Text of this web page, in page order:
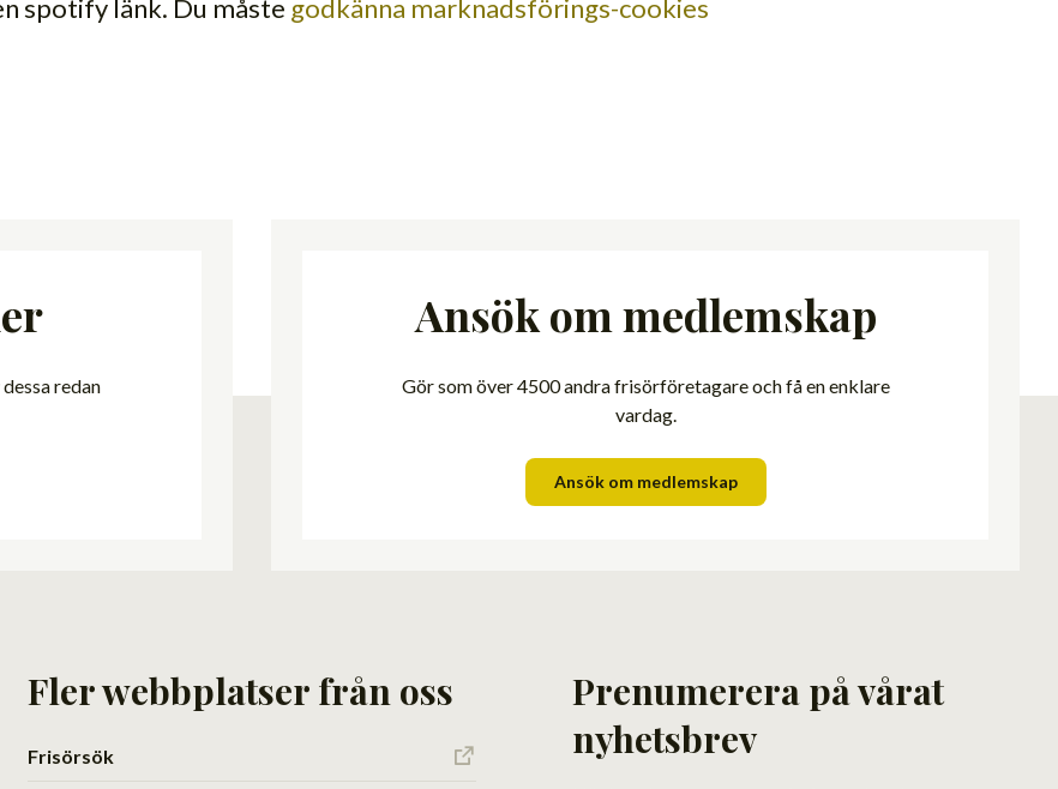
spotify länk. Du måste godkänna marknadsförings-cookies
redan
Ansök om medlemskap
Gör som över 4500 andra frisörföretagare och få en enklare
vardag.
Ansök om medlemskap
Fler webbplatser från oss
Frisörsök
Prenumerera på vårat
nyhetsbrev